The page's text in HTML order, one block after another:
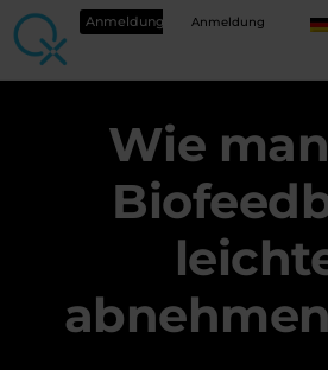
Anmeldung Anmeldung
Wie